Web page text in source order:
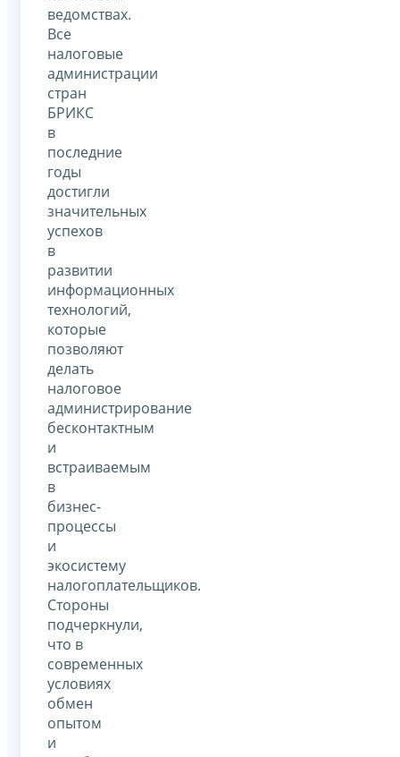
ведомствах.
Все
налоговые
администрации
стран
БРИКС
в
последние
годы
достигли
значительных
успехов
в
развитии
информационных
технологий,
которые
позволяют
делать
налоговое
администрирование
бесконтактным
и
встраиваемым
в
бизнес-
процессы
и
экосистему
налогоплательщиков.
Стороны
подчеркнули,
что в
современных
условиях
обмен
опытом
и